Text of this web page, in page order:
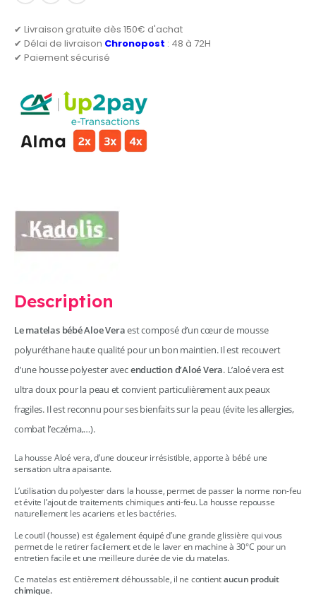
✔ Livraison gratuite dès 150€ d'achat
✔ Délai de livraison Chronopost : 48 à 72H
✔ Paiement sécurisé
Description
Le matelas bébé Aloe Veraest composé d’un cœur de mousse
polyuréthane haute qualité pour un bon maintien. Il est recouvert
d’une housse polyester avecenduction d’Aloé Vera. L’aloé vera est
ultra doux pour la peau et convient particulièrement aux peaux
fragiles. Il est reconnu pour ses bienfaits sur la peau (évite les allergies,
combat l’eczéma,…).
La housse Aloé vera, d’une douceur irrésistible, apporte à bébé une
sensation ultra apaisante.
L’utilisation du polyester dans la housse, permet de passer la norme non-feu
et évite l’ajout de traitements chimiques anti-feu. La housse repousse
naturellement les acariens et les bactéries.
Le coutil (housse) est également équipé d’une grande glissière qui vous
permet de le retirer facilement et de le laver en machine à 30°C pour un
entretien facile et une meilleure durée de vie du matelas.
Ce matelas est entièrement déhoussable, il ne contientaucun produit
chimique.